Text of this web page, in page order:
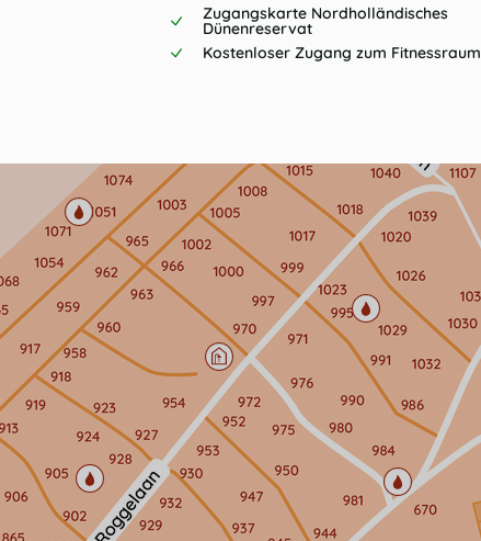
Zugangskarte Nordholländisches
Dünenreservat
Kostenloser Zugang zum Fitnessraum